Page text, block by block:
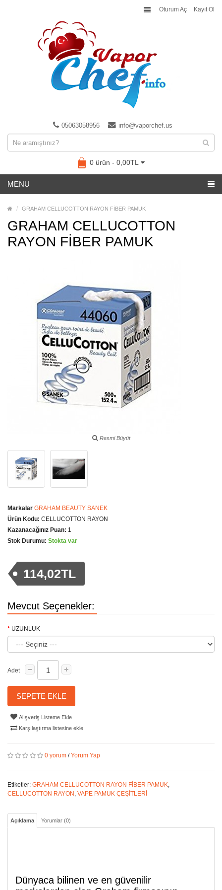
Oturum Aç Kayıt Ol
05063058956 info@vaporchef.us
0 ürün - 0,00TL
MENU
GRAHAM CELLUCOTTON RAYON FİBER PAMUK
GRAHAM CELLUCOTTON
RAYON FİBER PAMUK
Resmi Büyüt
Markalar GRAHAM BEAUTY SANEK
Ürün Kodu: CELLUCOTTON RAYON
Kazanacağınız Puan: 1
Stok Durumu: Stokta var
114,02TL
Mevcut Seçenekler:
UZUNLUK
Adet
SEPETE EKLE
Alışveriş Listeme Ekle
Karşılaştırma listesine ekle
0 yorum /Yorum Yap
Etiketler: GRAHAM CELLUCOTTON RAYON FİBER PAMUK,
CELLUCOTTON RAYON , VAPE PAMUK ÇEŞİTLERİ
Açıklama Yorumlar (0)
Dünyaca bilinen ve en güvenilir